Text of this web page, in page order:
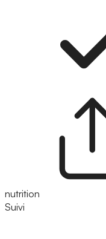
nutrition
Suivi